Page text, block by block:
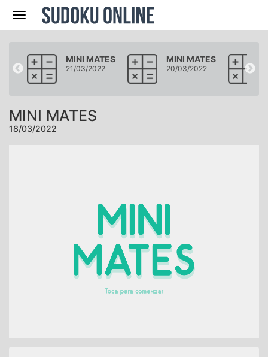
Navegación
MINI MATES
21/03/2022
MINI MATES
20/03/2022
MINI MATES
18/03/2022